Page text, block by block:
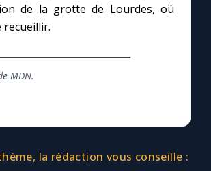
de la grotte de Lourdes, où
recueillir.
MDN.
la rédaction vous conseille :